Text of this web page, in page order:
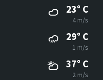
23° C
4 m/s
29° C
1 m/s
37° C
2 m/s